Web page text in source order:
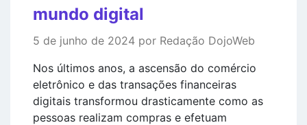
mundo digital
5 de junho de 2024 por Redação DojoWeb
Nos últimos anos, a ascensão do comércio
eletrônico e das transações financeiras
digitais transformou drasticamente como as
pessoas realizam compras e efetuam